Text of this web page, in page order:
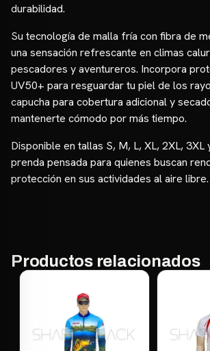
durabilidad.
Su tecnología de malla fría con fibra de
una sensación refrescante en climas
pescadores y aventureros. Incorpora
UV50+ para resguardar tu piel de los
capucha para cobertura adicional y
mantenerte cómodo por más tiempo.
Disponible en tallas S, M, L, XL, 2XL, 3XL
prenda pensada para quienes buscan
protección en sus actividades al aire libre.
Productos relacionados